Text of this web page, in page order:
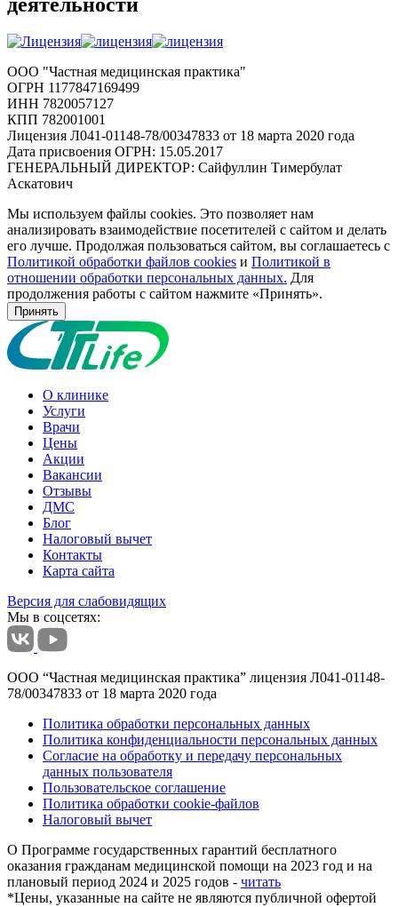
ООО "Частная медицинская практика"
ОГРН 1177847169499
ИНН 7820057127
КПП 782001001
Лицензия Л041-01148-78/00347833 от 18 марта 2020 года
Дата присвоения ОГРН: 15.05.2017
ГЕНЕРАЛЬНЫЙ ДИРЕКТОР: Сайфуллин Тимербулат
Аскатович
Мы используем файлы cookies. Это позволяет нам
анализировать взаимодействие посетителей с сайтом и делать
его лучше. Продолжая пользоваться сайтом, вы соглашаетесь с
Политикой обработки файлов cookies и Политикой в
отношении обработки персональных данных. Для
продолжения работы с сайтом нажмите «Принять».
Принять
О клинике
Услуги
Врачи
Цены
Акции
Вакансии
Отзывы
ДМС
Блог
Налоговый вычет
Контакты
Карта сайта
Версия для слабовидящих
Мы в соцсетях:
ООО “Частная медицинская практика” лицензия Л041-01148-
78/00347833 от 18 марта 2020 года
Политика обработки персональных данных
Политика конфиденциальности персональных данных
Согласие на обработку и передачу персональных
данных пользователя
Пользовательское соглашение
Политика обработки cookie-файлов
Налоговый вычет
О Программе государственных гарантий бесплатного
оказания гражданам медицинской помощи на 2023 год и на
плановый период 2024 и 2025 годов - читать
*Цены, указанные на сайте не являются публичной офертой